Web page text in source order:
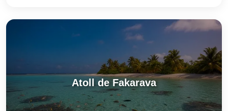
Atoll de Fakarava